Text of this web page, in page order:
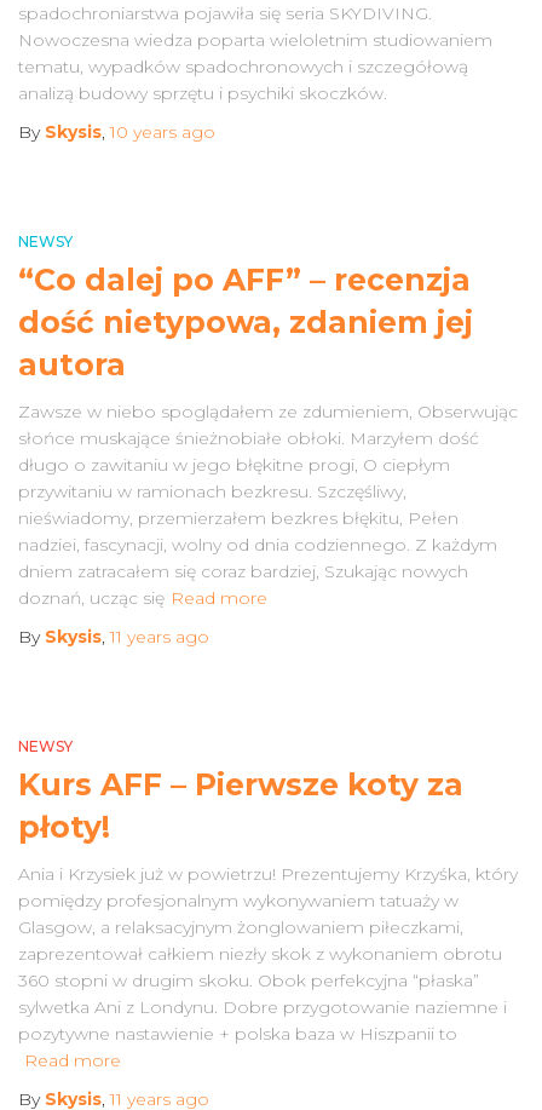
spadochroniarstwa pojawiła się seria SKYDIVING.
Nowoczesna wiedza poparta wieloletnim studiowaniem
tematu, wypadków spadochronowych i szczegółową
analizą budowy sprzętu i psychiki skoczków.
By Skysis,10 years ago
NEWSY
“Co dalej po AFF” – recenzja
dość nietypowa, zdaniem jej
autora
Zawsze w niebo spoglądałem ze zdumieniem, Obserwując
słońce muskające śnieżnobiałe obłoki. Marzyłem dość
długo o zawitaniu w jego błękitne progi, O ciepłym
przywitaniu w ramionach bezkresu. Szczęśliwy,
nieświadomy, przemierzałem bezkres błękitu, Pełen
nadziei, fascynacji, wolny od dnia codziennego. Z każdym
dniem zatracałem się coraz bardziej, Szukając nowych
doznań, ucząc się Read more
By Skysis,11 years ago
NEWSY
Kurs AFF – Pierwsze koty za
płoty!
Ania i Krzysiek już w powietrzu! Prezentujemy Krzyśka, który
pomiędzy profesjonalnym wykonywaniem tatuaży w
Glasgow, a relaksacyjnym żonglowaniem piłeczkami,
zaprezentował całkiem niezły skok z wykonaniem obrotu
360 stopni w drugim skoku. Obok perfekcyjna “płaska”
sylwetka Ani z Londynu. Dobre przygotowanie naziemne i
pozytywne nastawienie + polska baza w Hiszpanii to
Read more
By Skysis,11 years ago